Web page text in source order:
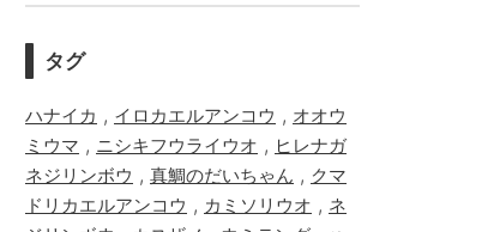
タグ
ハナイカ , イロカエルアンコウ , オオウ
ミウマ , ニシキフウライウオ , ヒレナガ
ネジリンボウ , 真鯛のだいちゃん , クマ
ドリカエルアンコウ , カミソリウオ , ネ